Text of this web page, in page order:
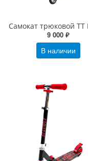
9 000 ₽
В наличии